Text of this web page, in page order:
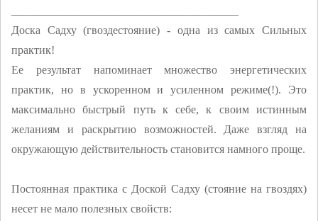
Доска Садху (гвоздестояние) - одна из самых Сильных
практик!
Ее результат напоминает множество энергетических
практик, но в ускоренном и усиленном режиме(!). Это
максимально быстрый путь к себе, к своим истинным
желаниям и раскрытию возможностей. Даже взгляд на
окружающую действительность становится намного проще.
Постоянная практика с Доской Садху (стояние на гвоздях)
несет не мало полезных свойств: